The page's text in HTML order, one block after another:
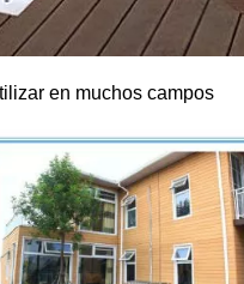
en muchos campos